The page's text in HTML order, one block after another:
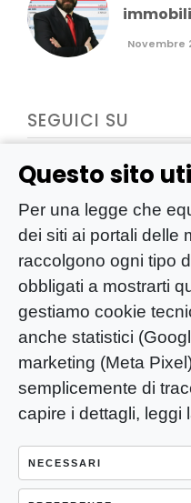
Questo sito
Per una legge che
dei siti ai portali delle
raccolgono ogni tipo
obbligati a mostrarti
gestiamo cookie
anche statistici
marketing (Meta
semplicemente di
capire i dettagli, leggi
NECESSARI
Novembre
SEGUICI SU
YOU-ng Slow
giornalistica di
Registrazione